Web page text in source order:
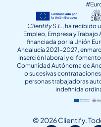
Clientify S.L., ha recibido
Empleo, Empresa y
financiada por la Unión
Andalucía 2021-2027,
inserción laboral y el
Comunidad Autónoma de
o sucesivas
personas trabajadoras
indefinida
© 2026 Clientify.